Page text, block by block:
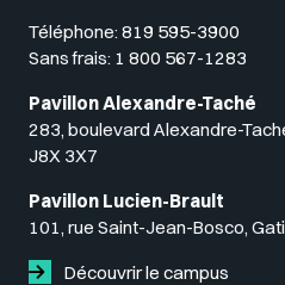
Téléphone: 819 595-3900
Sans frais: 1 800 567-1283
Pavillon Alexandre-Taché
283, boulevard Alexandre-
J8X 3X7
Pavillon Lucien-Brault
101, rue Saint-Jean-Bosco,
Découvrir le campus